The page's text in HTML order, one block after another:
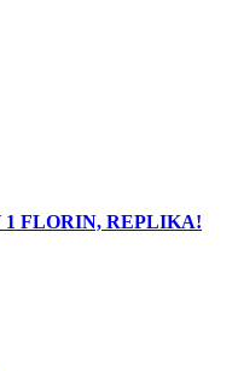
1 FLORIN, REPLIKA!